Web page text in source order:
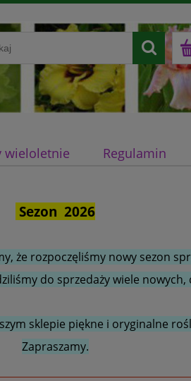
wieloletnie Regulamin
Sezon 2026
że rozpoczęliśmy nowy sezon
do sprzedaży wiele nowych,
sklepie piękne i oryginalne
Zapraszamy.